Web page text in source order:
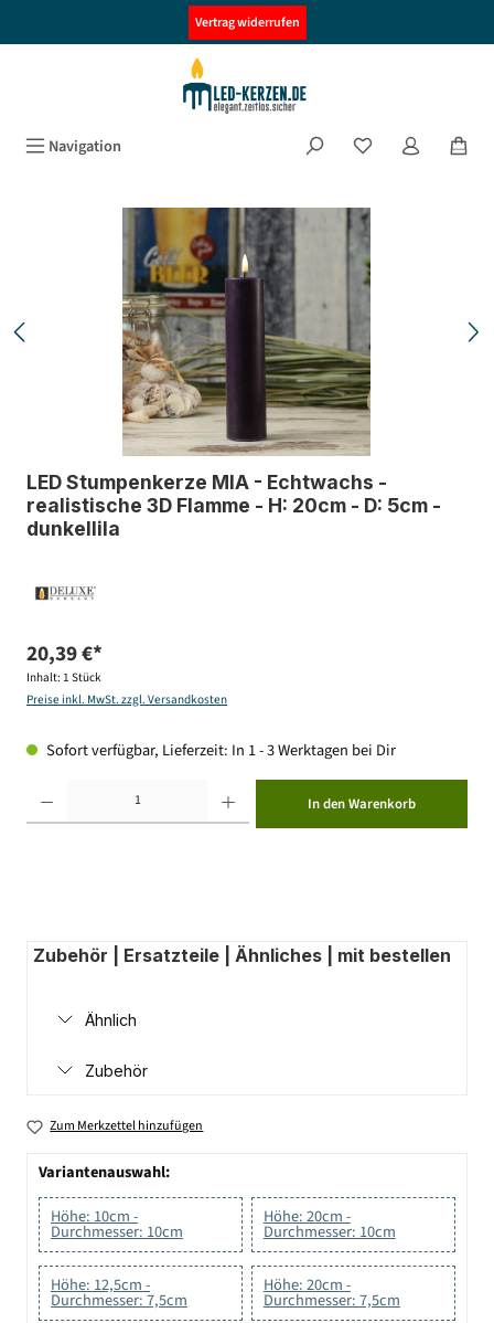
Vertrag widerrufen
Navigation
Bildergalerie überspringen
LED Stumpenkerze MIA - Echtwachs -
realistische 3D Flamme - H: 20cm - D: 5cm -
dunkellila
20,39 €*
Inhalt: 1 Stück
Preise inkl. MwSt. zzgl. Versandkosten
Sofort verfügbar, Lieferzeit: In 1 - 3 Werktagen bei Dir
In den Warenkorb
Zubehör | Ersatzteile | Ähnliches | mit bestellen
Ähnlich
Zubehör
Zum Merkzettel hinzufügen
Variantenauswahl:
Höhe: 10cm -
Durchmesser: 10cm
Höhe: 20cm -
Durchmesser: 10cm
Höhe: 12,5cm -
Durchmesser: 7,5cm
Höhe: 20cm -
Durchmesser: 7,5cm